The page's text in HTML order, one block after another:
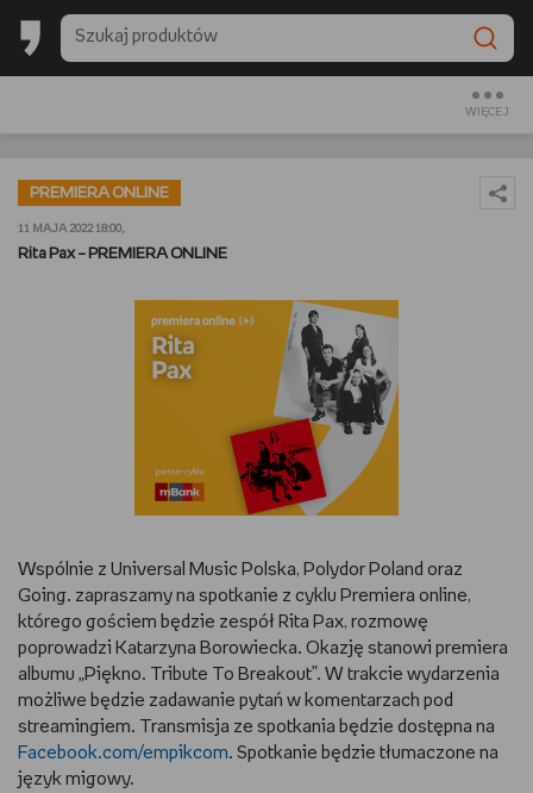
WIĘCEJ
BESTSELLERY EMPIKU 2025
OGLĄDAM
PREZENTOWNIKI
URZĄDZAM I DEKORUJĘ
RYSUJĘ
DIY
MAM ZWIERZĘTA
DBAM O URODĘ
PREMIERA ONLINE
11 MAJA 2022 18:00,
Rita Pax – PREMIERA ONLINE
Wspólnie z Universal Music Polska, Polydor Poland oraz
Going. zapraszamy na spotkanie z cyklu Premiera online,
którego gościem będzie zespół Rita Pax, rozmowę
poprowadzi Katarzyna Borowiecka. Okazję stanowi premiera
albumu „Piękno. Tribute To Breakout”. W trakcie wydarzenia
możliwe będzie zadawanie pytań w komentarzach pod
streamingiem. Transmisja ze spotkania będzie dostępna na
Facebook.com/empikcom. Spotkanie będzie tłumaczone na
język migowy.